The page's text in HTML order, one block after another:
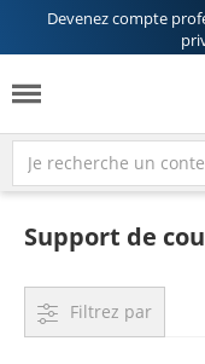
Devenez compte
Support de
Filtrez par